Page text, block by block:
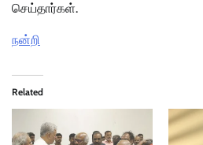
செய்தார்கள்.
நன்றி
Related